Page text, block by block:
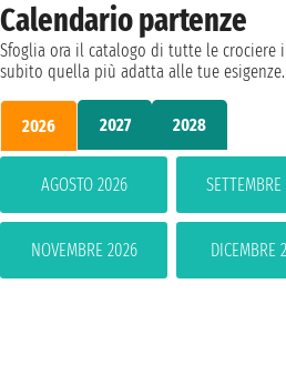
Calendario partenze
Sfoglia ora il catalogo di tutte le crociere
subito quella più adatta alle tue esigenze.
2026 2027 2028
AGOSTO 2026
NOVEMBRE 2026 DICEMBRE